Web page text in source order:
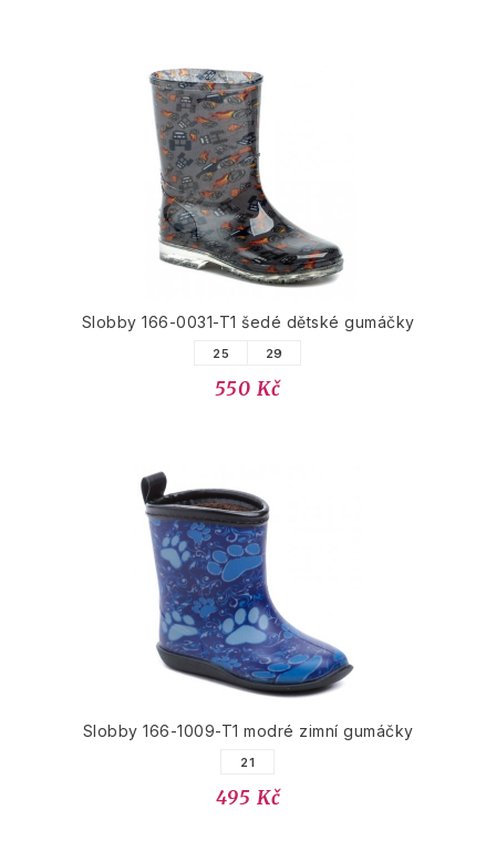
Slobby 166-0031-T1 šedé dětské gumáčky
25 29
550 Kč
Slobby 166-1009-T1 modré zimní gumáčky
21
495 Kč